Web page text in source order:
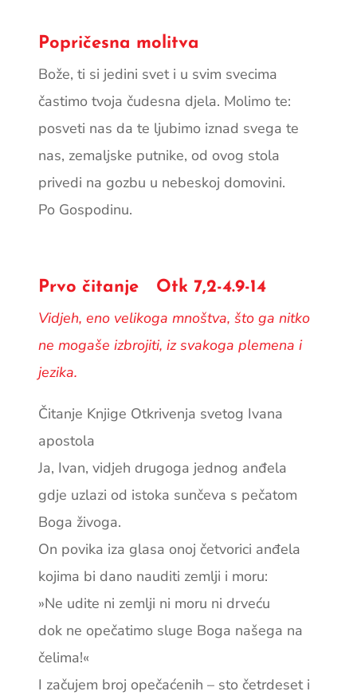
Popričesna molitva
Bože, ti si jedini svet i u svim svecima
častimo tvoja čudesna djela. Molimo te:
posveti nas da te ljubimo iznad svega te
nas, zemaljske putnike, od ovog stola
privedi na gozbu u nebeskoj domovini.
Po Gospodinu.
Prvo čitanje Otk 7,2-4.9-14
Vidjeh, eno velikoga mnoštva, što ga nitko
ne mogaše izbrojiti, iz svakoga plemena i
jezika.
Čitanje Knjige Otkrivenja svetog Ivana
apostola
Ja, Ivan, vidjeh drugoga jednog anđela
gdje uzlazi od istoka sunčeva s pečatom
Boga živoga.
On povika iza glasa onoj četvorici anđela
kojima bi dano nauditi zemlji i moru:
»Ne udite ni zemlji ni moru ni drveću
dok ne opečatimo sluge Boga našega na
čelima!«
I začujem broj opečaćenih – sto četrdeset i